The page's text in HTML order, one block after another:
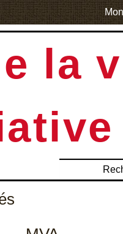
la